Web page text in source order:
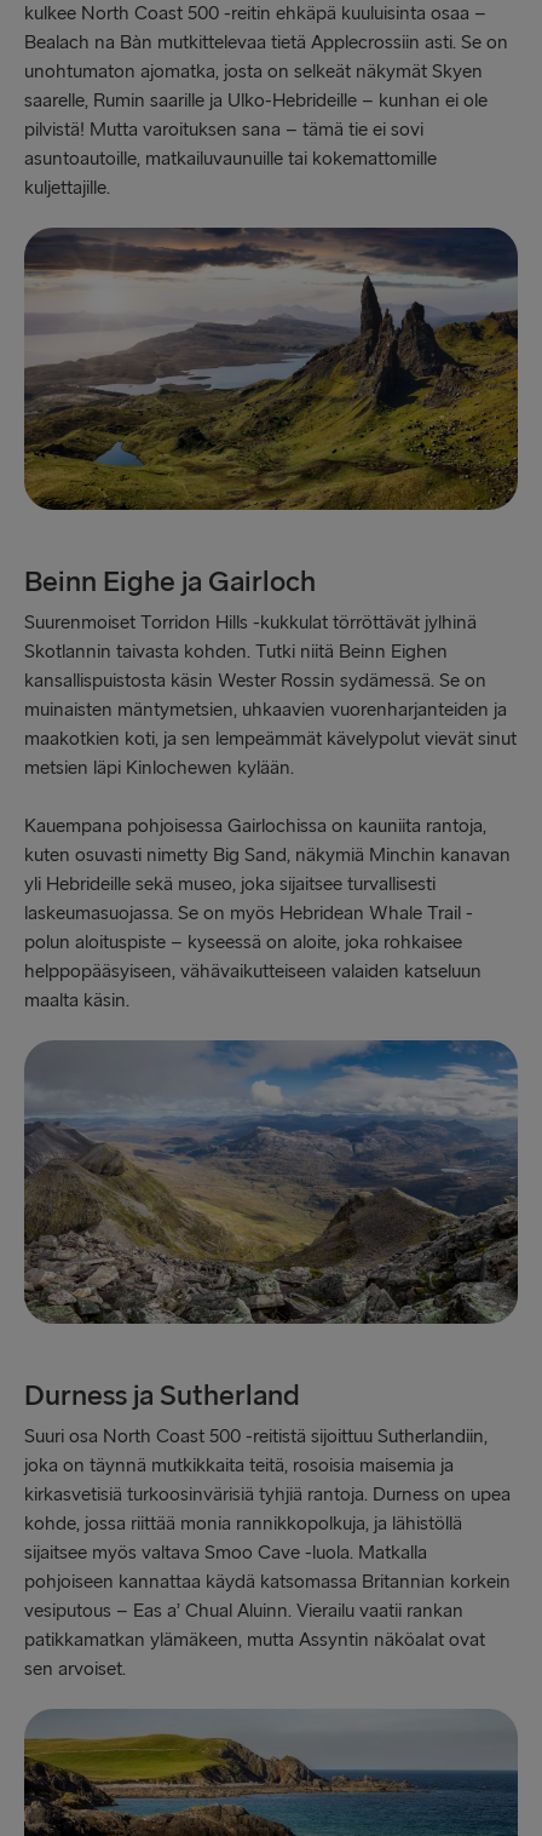
kulkee North Coast 500 -reitin ehkäpä kuuluisinta osaa –
Bealach na Bàn mutkittelevaa tietä Applecrossiin asti. Se on
unohtumaton ajomatka, josta on selkeät näkymät Skyen
saarelle, Rumin saarille ja Ulko-Hebrideille – kunhan ei ole
pilvistä! Mutta varoituksen sana – tämä tie ei sovi
asuntoautoille, matkailuvaunuille tai kokemattomille
kuljettajille.
Beinn Eighe ja Gairloch
Suurenmoiset Torridon Hills -kukkulat törröttävät jylhinä
Skotlannin taivasta kohden. Tutki niitä Beinn Eighen
kansallispuistosta käsin Wester Rossin sydämessä. Se on
muinaisten mäntymetsien, uhkaavien vuorenharjanteiden ja
maakotkien koti, ja sen lempeämmät kävelypolut vievät sinut
metsien läpi Kinlochewen kylään.
Kauempana pohjoisessa Gairlochissa on kauniita rantoja,
kuten osuvasti nimetty Big Sand, näkymiä Minchin kanavan
yli Hebrideille sekä museo, joka sijaitsee turvallisesti
laskeumasuojassa. Se on myös Hebridean Whale Trail -
polun aloituspiste – kyseessä on aloite, joka rohkaisee
helppopääsyiseen, vähävaikutteiseen valaiden katseluun
maalta käsin.
Durness ja Sutherland
Suuri osa North Coast 500 -reitistä sijoittuu Sutherlandiin,
joka on täynnä mutkikkaita teitä, rosoisia maisemia ja
kirkasvetisiä turkoosinvärisiä tyhjiä rantoja. Durness on upea
kohde, jossa riittää monia rannikkopolkuja, ja lähistöllä
sijaitsee myös valtava Smoo Cave -luola. Matkalla
pohjoiseen kannattaa käydä katsomassa Britannian korkein
vesiputous – Eas a’ Chual Aluinn. Vierailu vaatii rankan
patikkamatkan ylämäkeen, mutta Assyntin näköalat ovat
sen arvoiset.